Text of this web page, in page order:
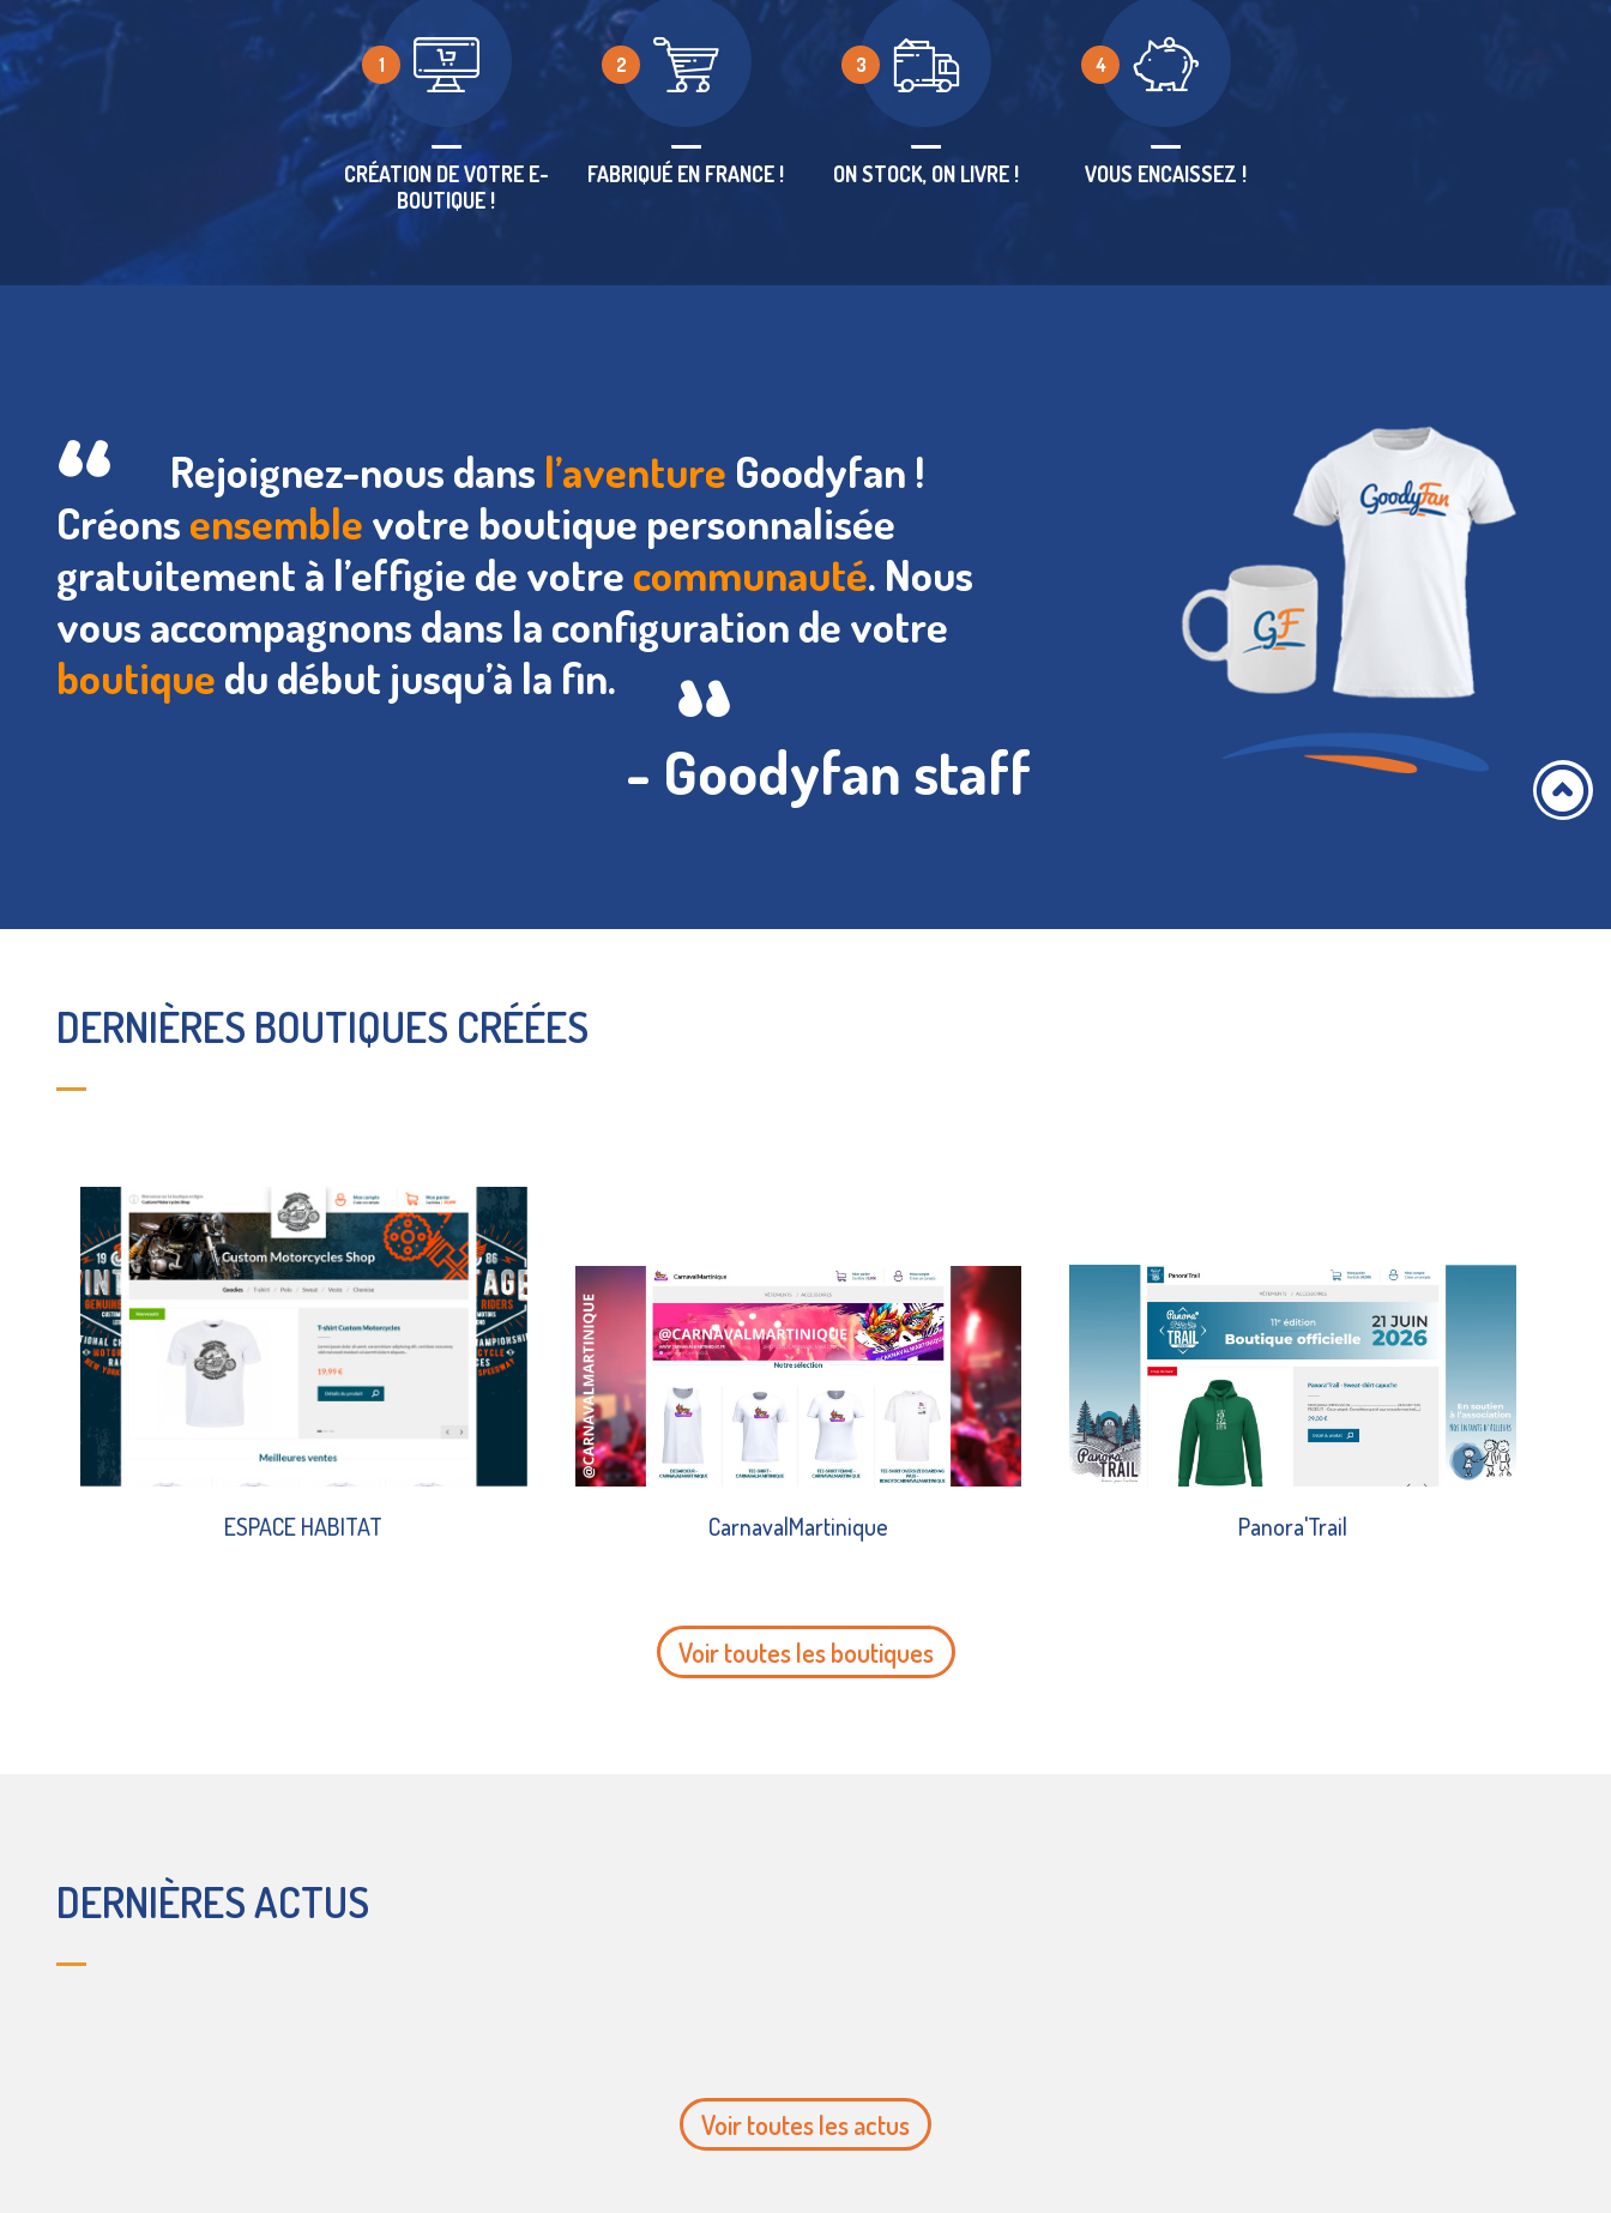
1
CRÉATION DE VOTRE E-
BOUTIQUE !
2
FABRIQUÉ EN FRANCE !
3
ON STOCK, ON LIVRE !
4
VOUS ENCAISSEZ !
Rejoignez-nous dans l’aventure Goodyfan !
Créonsensemblevotre boutique personnalisée
gratuitement à l’effigie de votrecommunauté. Nous
vous accompagnons dans la configuration de votre
boutiquedu début jusqu’à la fin.
- Goodyfan staff
DERNIÈRES BOUTIQUES CRÉÉES
ESPACE HABITAT CarnavalMartinique Panora'Trail
Voir toutes les boutiques
DERNIÈRES ACTUS
Voir toutes les actus